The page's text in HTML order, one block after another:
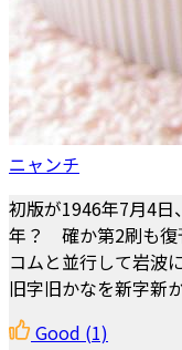
ニャンチ
初版が1946年7月4
年？ 確か第2刷も復
コムと並行して岩波
旧字旧かなを新字新
Good (1)